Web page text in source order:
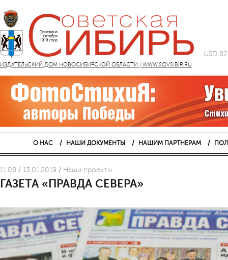
ИЗДАТЕЛЬСКИЙ ДОМ НОВОСИБИРСКОЙ ОБЛАСТИ | WWW.SOVSIBIR.RU
USD
О НАС НАШИ ДОКУМЕНТЫ НАШИМ ПАРТНЕРАМ
11:08 / 13.01.2019 / Наши проекты
ГАЗЕТА «ПРАВДА СЕВЕРА»